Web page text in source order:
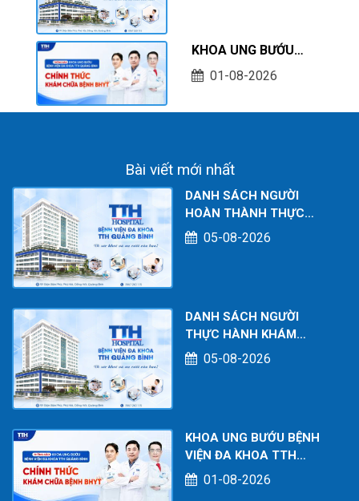
KHOA UNG BƯỚU
BỆNH VIỆN ĐA KHOA
01-08-2026
Bài viết mới nhất
DANH SÁCH NGƯỜI
HOÀN THÀNH THỰC
HÀNH KHÁM CHỮA BỆNH
TẠI CƠ SỞ TÍNH TỚI
05-08-2026
DANH SÁCH NGƯỜI
THỰC HÀNH KHÁM
CHỮA BỆNH TẠI CƠ SỞ
TÍNH TỚI THÁNG
05-08-2026
KHOA UNG BƯỚU BỆNH
VIỆN ĐA KHOA TTH
QUẢNG BÌNH CHÍNH
THỨC KHÁM CHỮA BỆNH
01-08-2026